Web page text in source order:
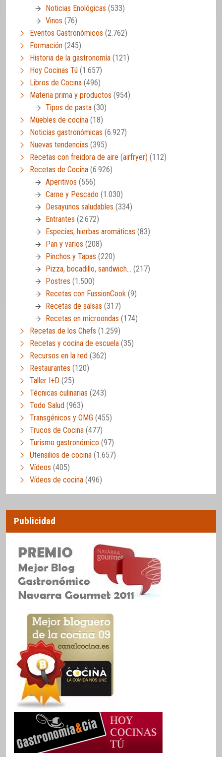
Noticias Enológicas (533)
Vinos (76)
Eventos Gastronómicos (2.762)
Formación (245)
Historia de la gastronomía (121)
Hoy Cocinas Tú (1.657)
Libros de Cocina (496)
Materia prima y productos (954)
Tipos de pasta (30)
Muebles de cocina (18)
Noticias gastronómicas (6.927)
Nuevas tendencias (395)
Recetas con freidora de aire (airfryer) (112)
Recetas de Cocina (6.926)
Aperitivos (556)
Carne y Pescado (1.030)
Desayunos saludables (334)
Entrantes (2.672)
Especias, hierbas aromáticas (83)
Pan y varios (208)
Pinchos y Tapas (220)
Pizza, bocadillo, sandwich… (217)
Postres (1.500)
Recetas con FussionCook (9)
Recetas de salsas (317)
Recetas en microondas (174)
Recetas de los Chefs (1.259)
Recetas y cocina de escuela (35)
Recursos en la red (362)
Restaurantes (120)
Taller I+D (25)
Técnicas culinarias (243)
Todo Salud (963)
Transgénicos y OMG (455)
Trucos de Cocina (477)
Turismo gastronómico (97)
Utensilios de cocina (1.657)
Vídeos (405)
Vídeos de cocina (496)
Publicidad